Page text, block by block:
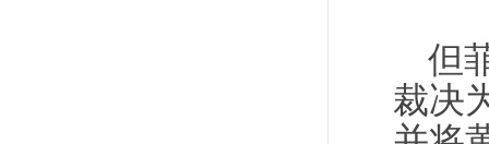
但
裁决